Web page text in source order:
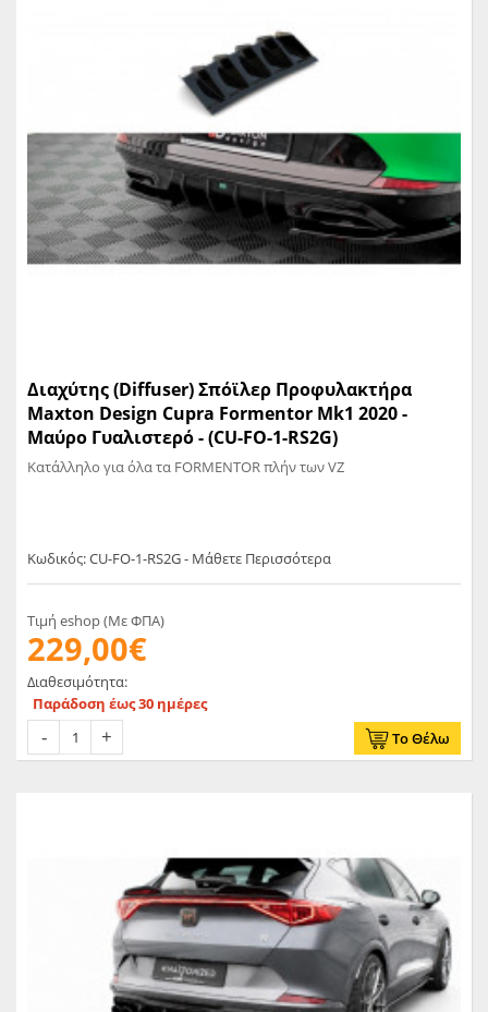
Διαχύτης (Diffuser) Σπόϊλερ Προφυλακτήρα
Maxton Design Cupra Formentor Mk1 2020 -
Mαύρο Γυαλιστερό - (CU-FO-1-RS2G)
Κατάλληλο για όλα τα FORMENTOR πλήν των VZ
Κωδικός: CU-FO-1-RS2G - Μάθετε Περισσότερα
Τιμή eshop (Με ΦΠΑ)
229,00€
Διαθεσιμότητα:
Παράδοση έως 30 ημέρες
Το Θέλω